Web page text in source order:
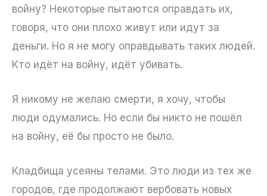
войну? Некоторые пытаются оправдать их,
говоря, что они плохо живут или идут за
деньги. Но я не могу оправдывать таких людей.
Кто идёт на войну, идёт убивать.
Я никому не желаю смерти, я хочу, чтобы
люди одумались. Но если бы никто не пошёл
на войну, её бы просто не было.
Кладбища усеяны телами. Это люди из тех же
городов, где продолжают вербовать новых